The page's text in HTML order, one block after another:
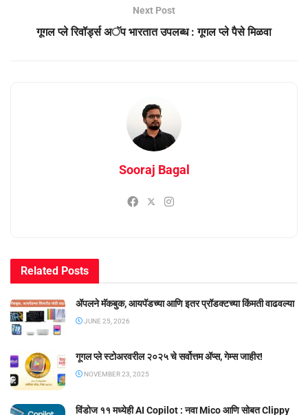
Next Post
गूगल प्ले रिवॉर्ड्स अॅप भारतात उपलब्ध : गूगल प्ले पैसे मिळवा
Sooraj Bagal
Related Posts
ॲपलने मॅकबुक, आयपॅडच्या आणि इतर प्रॉडक्टच्या किंमती वाढवल्या
JUNE 25, 2026
गूगल प्ले स्टोअरवरील २०२५ चे सर्वोत्तम ॲप्स, गेम्स जाहीर!
NOVEMBER 23, 2025
विंडोज ११ मध्येही AI Copilot : नवा Mico आणि सोबत Clippy